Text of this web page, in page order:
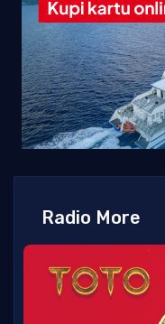
Radio More